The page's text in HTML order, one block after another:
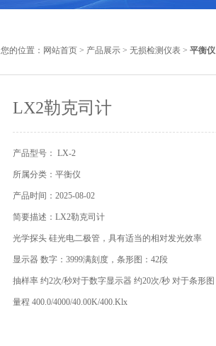
您的位置： 网站首页 > 产品展示 > 无损检测仪表 > 平衡仪
LX2勒克司计
产品型号： LX-2
所属分类：平衡仪
产品时间：2025-08-02
简要描述：LX2勒克司计
光学探头 硅光电二极管，具有适当的相对发光效率
显示器 数字：3999满刻度，条形图：42段
抽样率 约2次/秒对于数字显示器 约20次/秒 对于条形图
量程 400.0/4000/40.00K/400.Klx